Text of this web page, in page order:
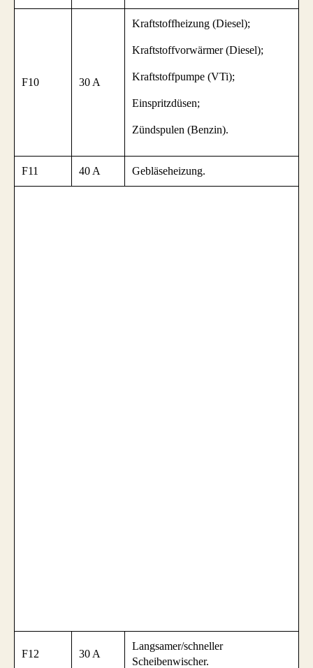
F10 30 A
Kraftstoffheizung (Diesel);
Kraftstoffvorwärmer (Diesel);
Kraftstoffpumpe (VTi);
Einspritzdüsen;
Zündspulen (Benzin).
F11 40 A Gebläseheizung.
F12 30 A
Langsamer/schneller
Scheibenwischer.